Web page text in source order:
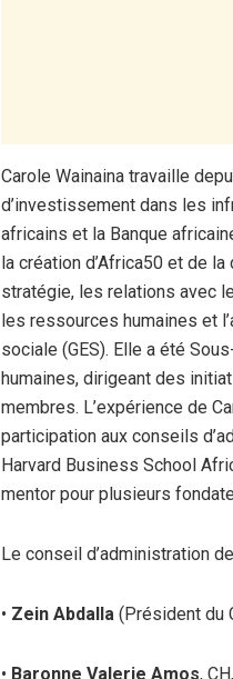
Carole Wainaina travaille
d’investissement dans les
africains et la Banque
la création d’Africa50 et de
stratégie, les relations avec
les ressources humaines et
sociale (GES). Elle a été
humaines, dirigeant des
membres. L’expérience de
participation aux conseils
Harvard Business School
mentor pour plusieurs
Le conseil d’administration
• Zein Abdalla (Président du
• Baronne Valerie Amos,